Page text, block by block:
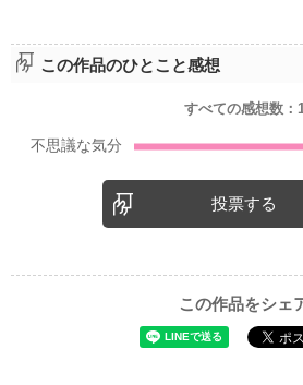
この作品のひとこと感想
すべての感想数：
投票する
この作品をシェ